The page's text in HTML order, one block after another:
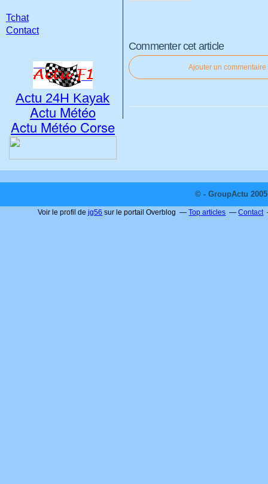
Commenter cet article
Ajouter un commentaire
Tchat
Contact
Actu 24H Kayak
Actu Météo
Actu Météo Corse
© - GroupActu
Voir le profil dejg56 sur le portail Overblog Top articles Contact